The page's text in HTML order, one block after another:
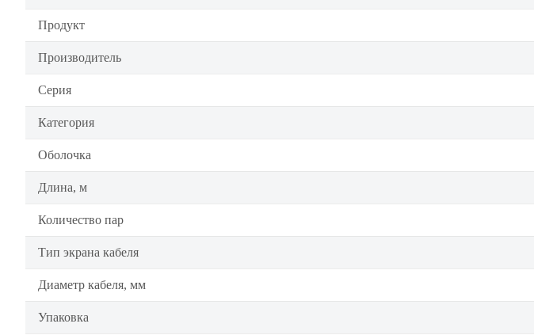
Продукт
Производитель
Серия
Категория
Оболочка
Длина, м
Количество пар
Тип экрана кабеля
Диаметр кабеля, мм
Упаковка